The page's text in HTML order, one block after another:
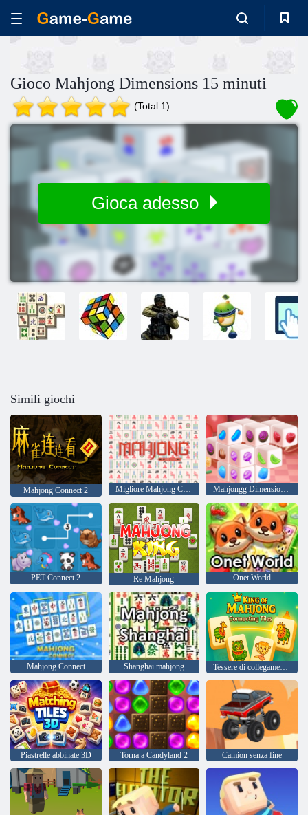
Gioco Mahjong Dimensions 15 minuti
(Total 1)
Gioca adesso
Simili giochi
Mahjong Connect 2 Migliore Mahjong Classico Mahjongg Dimensions Candy
PET Connect 2 Re Mahjong Onet World
Mahjong Connect Shanghai mahjong Tessere di collegamento del Re del Mahjong
Piastrelle abbinate 3D Torna a Candyland 2 Camion senza fine